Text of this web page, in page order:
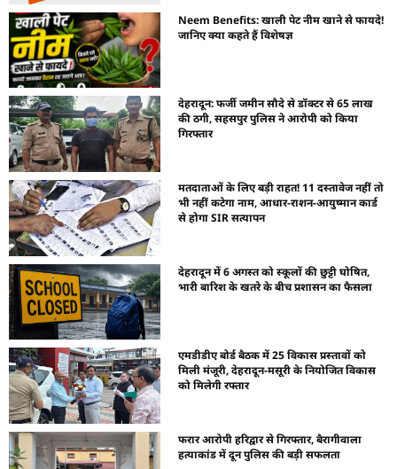
Neem Benefits: खाली पेट नीम खाने से फायदे!
जानिए क्या कहते हैं विशेषज्ञ
देहरादून: फर्जी जमीन सौदे से डॉक्टर से 65 लाख
की ठगी, सहसपुर पुलिस ने आरोपी को किया
गिरफ्तार
मतदाताओं के लिए बड़ी राहत! 11 दस्तावेज नहीं तो
भी नहीं कटेगा नाम, आधार-राशन-आयुष्मान कार्ड
से होगा SIR सत्यापन
देहरादून में 6 अगस्त को स्कूलों की छुट्टी घोषित,
भारी बारिश के खतरे के बीच प्रशासन का फैसला
एमडीडीए बोर्ड बैठक में 25 विकास प्रस्तावों को
मिली मंजूरी, देहरादून-मसूरी के नियोजित विकास
को मिलेगी रफ्तार
फरार आरोपी हरिद्वार से गिरफ्तार, बैरागीवाला
हत्याकांड में दून पुलिस की बड़ी सफलता